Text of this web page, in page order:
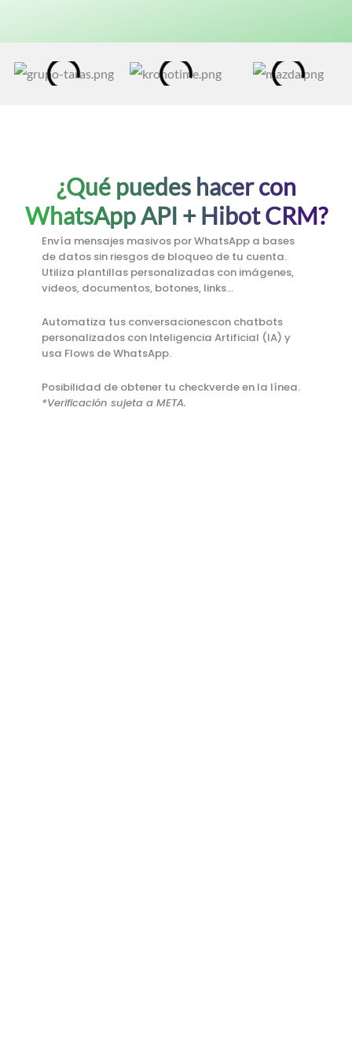
¿Qué puedes hacer con
WhatsApp API + Hibot CRM?
Envía mensajes masivos porWhatsApp a bases
de datos sin riesgos de bloqueo de tu cuenta.
Utiliza plantillas personalizadas con imágenes,
videos, documentos, botones, links…
Automatiza tus conversacionescon chatbots
personalizados con Inteligencia Artificial (IA) y
usa Flows de WhatsApp.
Posibilidad de obtener tu checkverde en la línea.
*Verificación sujeta a META.